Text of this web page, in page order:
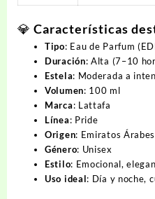
💎 Características
Tipo: Eau de Parfum
Duración: Alta (7–10
Estela: Moderada a
Volumen: 100 ml
Marca: Lattafa
Línea: Pride
Origen: Emiratos
Género: Unisex
Estilo: Emocional,
Uso ideal: Día y noche,